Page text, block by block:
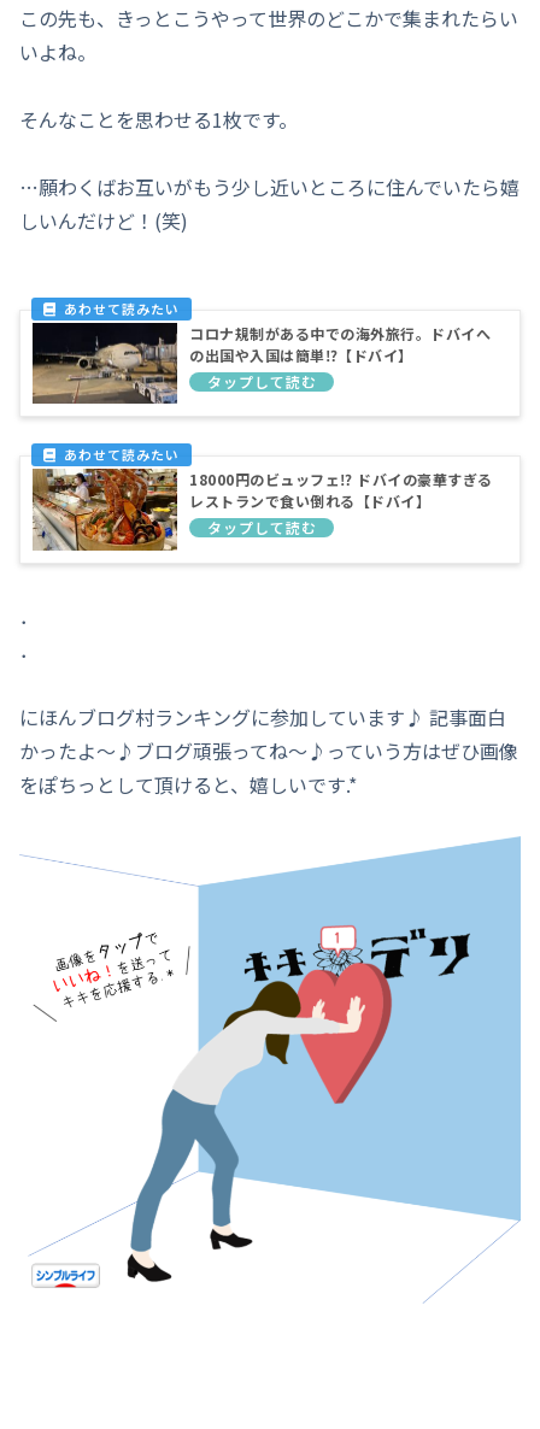
この先も、きっとこうやって世界のどこかで集まれたらい
いよね。
そんなことを思わせる1枚です。
…願わくばお互いがもう少し近いところに住んでいたら嬉
しいんだけど！(笑)
コロナ規制がある中での海外旅行。ドバイへ
の出国や入国は簡単⁉︎【ドバイ】
18000円のビュッフェ⁉︎ ドバイの豪華すぎる
レストランで食い倒れる【ドバイ】
．
．
にほんブログ村ランキングに参加しています♪ 記事面白
かったよ～♪ブログ頑張ってね～♪っていう方はぜひ画像
をぽちっとして頂けると、嬉しいです.*